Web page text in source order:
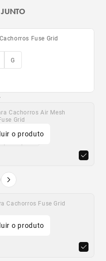
Fuse Grid
G
Cachorros Air Mesh
Grid
M G
Cachorros H Fuse Grid
M G
o produto
anterior
Próximo produto
Cachorros Fuse Grid
M G
o produto